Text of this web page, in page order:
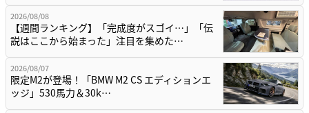
2026/08/08
【週間ランキング】「完成度がスゴイ…」「伝
説はここから始まった」注目を集めた…
2026/08/07
限定M2が登場！「BMW M2 CS エディションエ
ッジ」530馬力＆30k…